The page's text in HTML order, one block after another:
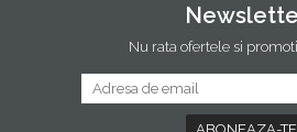
Nu rata ofertele si